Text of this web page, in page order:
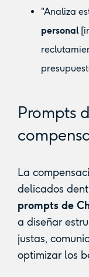
"Analiza
personal
Prompts
La
delicados
prompts de
a diseñar
justas,
optimizar los